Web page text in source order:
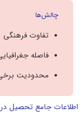
چالش‌ها
تفاوت فرهنگی
فاصله
محدودیت
اطلاعات جامع تحصیل